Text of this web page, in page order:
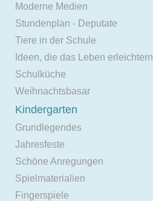
Moderne Medien
Stundenplan - Deputate
Tiere in der Schule
Ideen, die das Leben erleichtern
Schulküche
Weihnachtsbasar
Kindergarten
Grundlegendes
Jahresfeste
Schöne Anregungen
Spielmaterialien
Fingerspiele